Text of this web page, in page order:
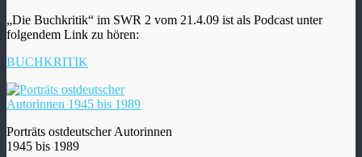
„Die Buchkritik“ im SWR 2 vom 21.4.09 ist als Podcast unter
folgendem Link zu hören:
BUCHKRITIK
Porträts ostdeutscher Autorinnen
1945 bis 1989